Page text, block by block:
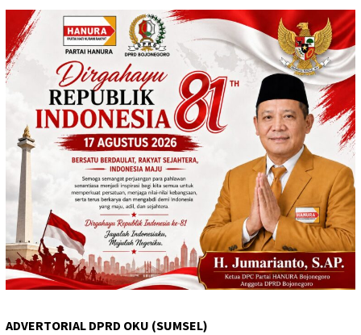
ADVERTORIAL DPRD OKU (SUMSEL)